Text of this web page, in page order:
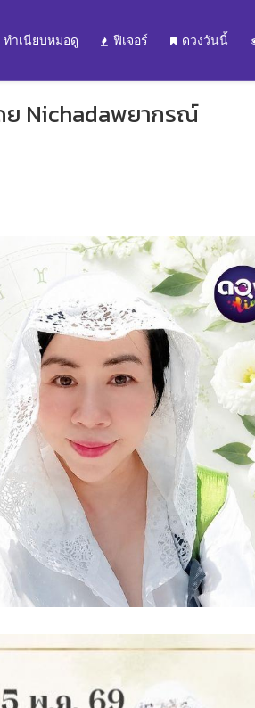
ทำเนียบหมอดู ฟีเจอร์ ดวงวันนี้
ย Nichadaพยากรณ์